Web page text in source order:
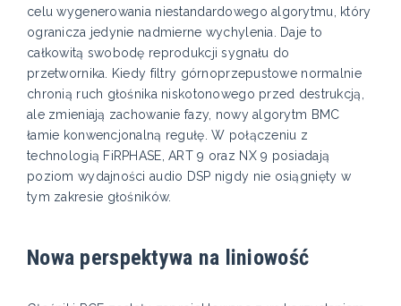
celu wygenerowania niestandardowego algorytmu, który
ogranicza jedynie nadmierne wychylenia. Daje to
całkowitą swobodę reprodukcji sygnału do
przetwornika. Kiedy filtry górnoprzepustowe normalnie
chronią ruch głośnika niskotonowego przed destrukcją,
ale zmieniają zachowanie fazy, nowy algorytm BMC
łamie konwencjonalną regułę. W połączeniu z
technologią FiRPHASE, ART 9 oraz NX 9 posiadają
poziom wydajności audio DSP nigdy nie osiągnięty w
tym zakresie głośników.
Nowa perspektywa na liniowość